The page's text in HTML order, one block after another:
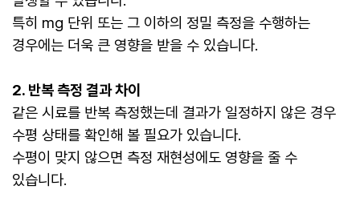
특히 mg 단위 또는 그 이하의 정밀 측정을 수행하는
경우에는 더욱 큰 영향을 받을 수 있습니다.
2. 반복 측정 결과 차이
같은 시료를 반복 측정했는데 결과가 일정하지 않은 경우
수평 상태를 확인해 볼 필요가 있습니다.
수평이 맞지 않으면 측정 재현성에도 영향을 줄 수
있습니다.